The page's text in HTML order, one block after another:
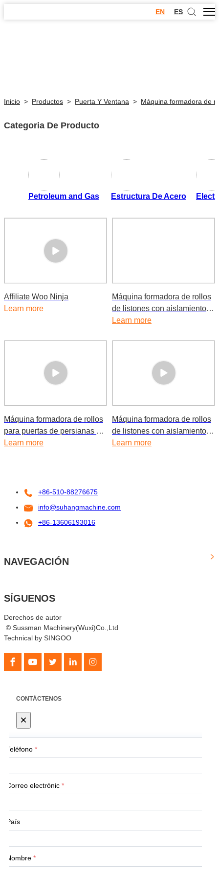
EN ES
Inicio > Productos > Puerta Y Ventana > Máquina formadora de
Categoria De Producto
Petroleum and Gas Estructura De Acero
Affiliate Woo Ninja
Learn more
Máquina formadora de rollos
de listones con aislamiento
de persianas de Windows de
Learn more
Máquina formadora de rollos
para puertas de persianas de
espuma de PU de 55 mm, 77
Learn more
Máquina formadora de rollos
de listones con aislamiento
de espuma de PU para
Learn more
+86-510-88276675
info@suhangmachine.com
+86-13606193016
NAVEGACIÓN
SÍGUENOS
Derechos de autor
© Sussman Machinery(Wuxi)Co.,Ltd
Technical by SINGOO
CONTÁCTENOS
×
Teléfono *
Correo electrónic *
País
Nombre *